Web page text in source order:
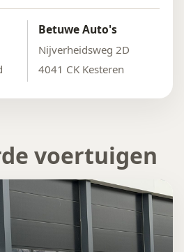
Betuwe Auto's
Nijverheidsweg 2D
4041 CK Kesteren
voertuigen